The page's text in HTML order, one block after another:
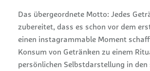
Das übergeordnete Motto: Jedes
zubereitet, dass es schon vor dem
einen instagrammable Moment
Konsum von Getränken zu einem
persönlichen Selbstdarstellung in den